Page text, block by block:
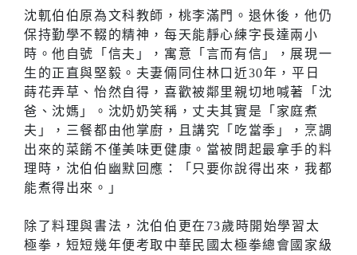
沈軏伯伯原為文科教師，桃李滿門。退休後，他仍
保持勤學不輟的精神，每天能靜心練字長達兩小
時。他自號「信夫」，寓意「言而有信」，展現一
生的正直與堅毅。夫妻倆同住林口近30年，平日
蒔花弄草、怡然自得，喜歡被鄰里親切地喊著「沈
爸、沈媽」。沈奶奶笑稱，丈夫其實是「家庭煮
夫」，三餐都由他掌廚，且講究「吃當季」，烹調
出來的菜餚不僅美味更健康。當被問起最拿手的料
理時，沈伯伯幽默回應：「只要你說得出來，我都
能煮得出來。」
除了料理與書法，沈伯伯更在73歲時開始學習太
極拳，短短幾年便考取中華民國太極拳總會國家級